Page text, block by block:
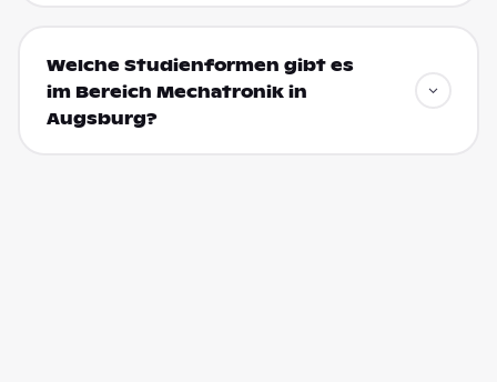
Welche Studienformen gibt es
im Bereich Mechatronik in
Augsburg?